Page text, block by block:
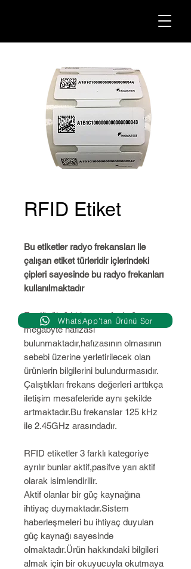
RFID Etiket
Bu etiketler radyo frekansları ile
çalışan etiket türleridir içlerindeki
çipleri sayesinde bu radyo frekanları
kullanılmaktadır
En düşük 64 bit ve en fazla 8
megabyte hafızası
bulunmaktadır,hafızasının olmasının
sebebi üzerine yerletirilecek olan
ürünlerin bilgilerini bulundurmasıdır.
Çalıştıkları frekans değerleri arttıkça
iletişim mesafeleride aynı şekilde
artmaktadır.Bu frekanslar 125 kHz
ile 2.45GHz arasındadır.
RFID etiketler 3 farklı kategoriye
ayrılır bunlar aktif,pasifve yarı aktif
olarak isimlendirilir.
Aktif olanlar bir güç kaynağına
ihtiyaç duymaktadır.Sistem
haberleşmeleri bu ihtiyaç duyulan
güç kaynağı sayesinde
olmaktadır.Ürün hakkındaki bilgileri
almak için bir okuyucuyla okutmaya
WhatsApp’tan Ürünü Sor